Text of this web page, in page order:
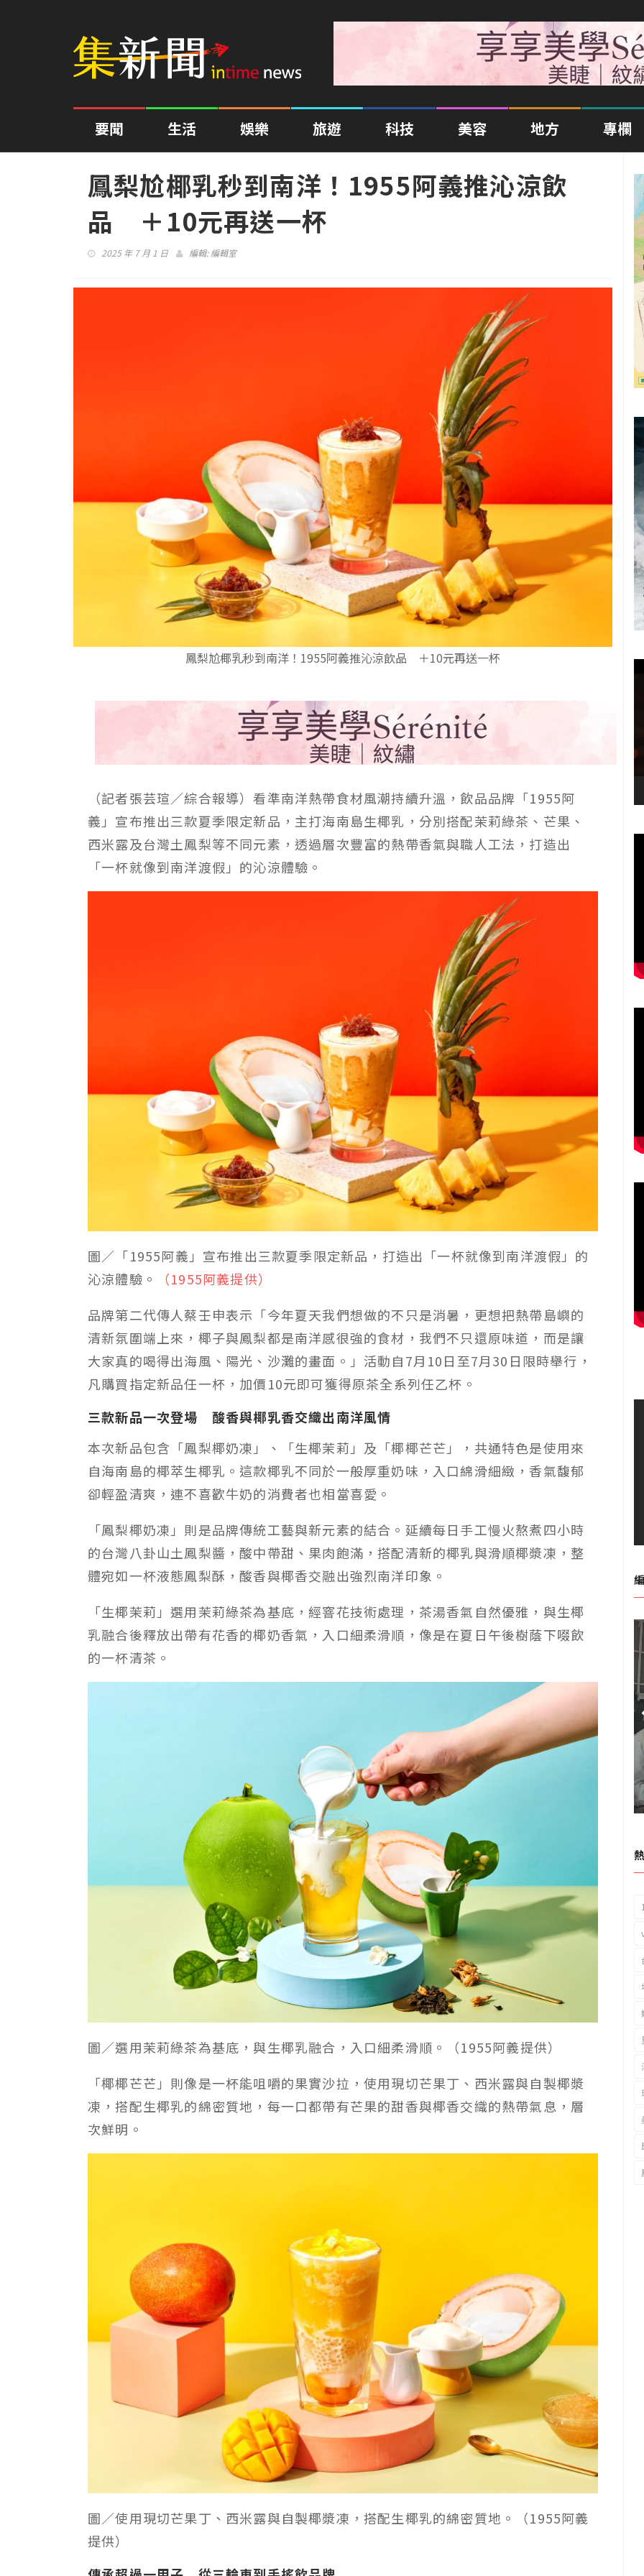
要聞 生活 娛樂 旅遊 科技 美容 地方 專欄
鳳梨尬椰乳秒到南洋！1955阿義推沁涼飲
品 ＋10元再送一杯
2025 年 7 月 1 日 編輯:編輯室
鳳梨尬椰乳秒到南洋！1955阿義推沁涼飲品 ＋10元再送一杯
（記者張芸瑄／綜合報導）看準南洋熱帶食材風潮持續升溫，飲品品牌「1955阿
義」宣布推出三款夏季限定新品，主打海南島生椰乳，分別搭配茉莉綠茶、芒果、
西米露及台灣土鳳梨等不同元素，透過層次豐富的熱帶香氣與職人工法，打造出
「一杯就像到南洋渡假」的沁涼體驗。
圖／「1955阿義」宣布推出三款夏季限定新品，打造出「一杯就像到南洋渡假」的
沁涼體驗。
（1955阿義提供）
品牌第二代傳人蔡壬申表示「今年夏天我們想做的不只是消暑，更想把熱帶島嶼的
清新氛圍端上來，椰子與鳳梨都是南洋感很強的食材，我們不只還原味道，而是讓
大家真的喝得出海風、陽光、沙灘的畫面。」活動自7月10日至7月30日限時舉行，
凡購買指定新品任一杯，加價10元即可獲得原茶全系列任乙杯。
三款新品一次登場 酸香與椰乳香交織出南洋風情
本次新品包含「鳳梨椰奶凍」、「生椰茉莉」及「椰椰芒芒」，共通特色是使用來
自海南島的椰萃生椰乳。這款椰乳不同於一般厚重奶味，入口綿滑細緻，香氣馥郁
卻輕盈清爽，連不喜歡牛奶的消費者也相當喜愛。
「鳳梨椰奶凍」則是品牌傳統工藝與新元素的結合。延續每日手工慢火熬煮四小時
的台灣八卦山土鳳梨醬，酸中帶甜、果肉飽滿，搭配清新的椰乳與滑順椰漿凍，整
體宛如一杯液態鳳梨酥，酸香與椰香交融出強烈南洋印象。
「生椰茉莉」選用茉莉綠茶為基底，經窨花技術處理，茶湯香氣自然優雅，與生椰
乳融合後釋放出帶有花香的椰奶香氣，入口細柔滑順，像是在夏日午後樹蔭下啜飲
的一杯清茶。
圖／選用茉莉綠茶為基底，與生椰乳融合，入口細柔滑順。（1955阿義提供）
「椰椰芒芒」則像是一杯能咀嚼的果實沙拉，使用現切芒果丁、西米露與自製椰漿
凍，搭配生椰乳的綿密質地，每一口都帶有芒果的甜香與椰香交織的熱帶氣息，層
次鮮明。
圖／使用現切芒果丁、西米露與自製椰漿凍，搭配生椰乳的綿密質地。（1955阿義
提供）